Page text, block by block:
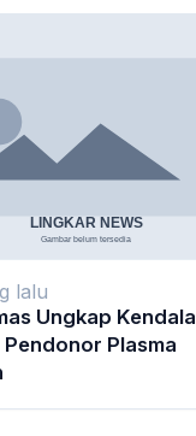
lalu
Ungkap Kendala
Plasma